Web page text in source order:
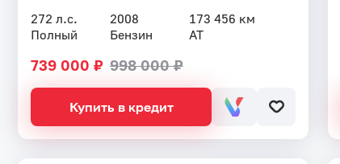
272 л.с. 2008
173 456 км
Полный
Бензин AT
739 000 ₽ 998 000 ₽
Купить в кредит